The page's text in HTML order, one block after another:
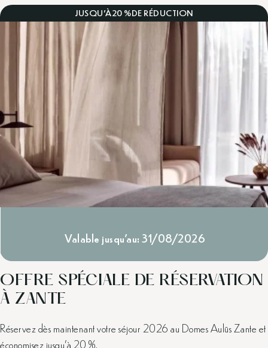
OFFRE SPÉCIALE DE RÉSERVATION
À ZANTE
Réservez dès maintenant votre séjour 2026 au Domes Aulūs Zante et
économisez jusqu’à 20 %.
JUSQU'À20 %DE RÉDUCTION
Valable jusqu'au: 31/08/2026